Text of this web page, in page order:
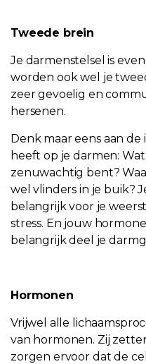
Tweede brein
Je darmenstelsel is even
worden ook wel je
zeer gevoelig en
hersenen.
Denk maar eens aan
heeft op je darmen:
zenuwachtig bent?
wel vlinders in je buik?
belangrijk voor je
stress. En jouw
belangrijk deel je
Hormonen
Vrijwel alle
van hormonen. Zij
zorgen ervoor dat de